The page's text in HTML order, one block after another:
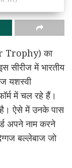
Trophy) का
सीरीज में भारतीय
यशस्वी
में चल रहे हैं।
है। ऐसे में उनके पास
अपने नाम करने
बल्लेबाज जो